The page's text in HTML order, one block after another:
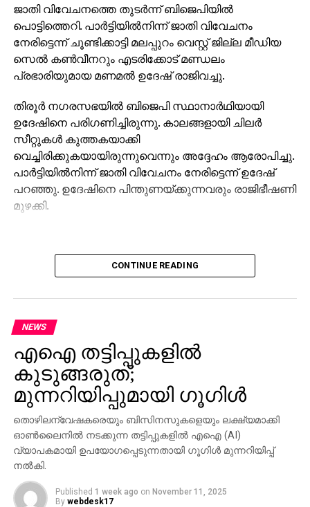
ജാതി വിവേചനത്തെ തുടര്‍ന്ന് ബിജെപിയില്‍
പൊട്ടിത്തെറി. പാര്‍ട്ടിയില്‍നിന്ന് ജാതി വിവേചനം
നേരിട്ടെന്ന് ചൂണ്ടിക്കാട്ടി മലപ്പുറം വെസ്റ്റ് ജില്ല മീഡിയ
സെല്‍ കണ്‍വീനറും എടരിക്കോട് മണ്ഡലം
പ്രഭാരിയുമായ മണമല്‍ ഉദേഷ് രാജിവച്ചു.
തിരൂര്‍ നഗരസഭയില്‍ ബിജെപി സ്ഥാനാര്‍ഥിയായി
ഉദേഷിനെ പരിഗണിച്ചിരുന്നു. കാലങ്ങളായി ചിലര്‍
സീറ്റുകള്‍ കുത്തകയാക്കി
വെച്ചിരിക്കുകയായിരുന്നുവെന്നും അദ്ദേഹം ആരോപിച്ചു.
പാര്‍ട്ടിയില്‍നിന്ന് ജാതി വിവേചനം നേരിട്ടെന്ന് ഉദേഷ്
പറഞ്ഞു. ഉദേഷിനെ പിന്തുണയ്ക്കുന്നവരും രാജിഭീഷണി
മുഴക്കി.
CONTINUE READING
NEWS
എഐ തട്ടിപ്പുകളില്‍
കുടുങ്ങരുത്;
മുന്നറിയിപ്പുമായി ഗൂഗിള്‍
തൊഴിലന്വേഷകരെയും ബിസിനസുകളെയും ലക്ഷ്യമാക്കി
ഓണ്‍ലൈനില്‍ നടക്കുന്ന തട്ടിപ്പുകളില്‍ എഐ (AI)
വ്യാപകമായി ഉപയോഗപ്പെടുന്നതായി ഗൂഗിള്‍ മുന്നറിയിപ്പ്
നല്‍കി.
Published 1 week ago on November 11, 2025
By webdesk17